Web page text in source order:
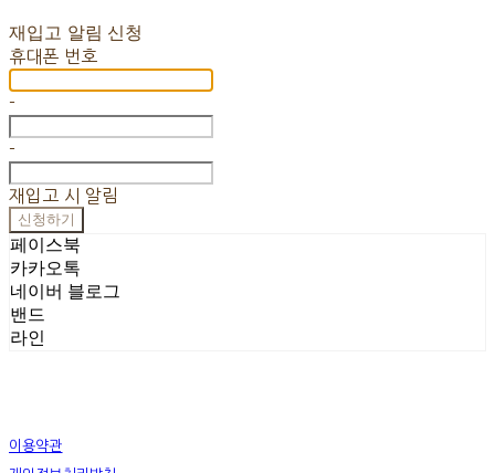
재입고 알림 신청
휴대폰 번호
-
-
재입고 시 알림
신청하기
페이스북
카카오톡
네이버 블로그
밴드
라인
이용약관